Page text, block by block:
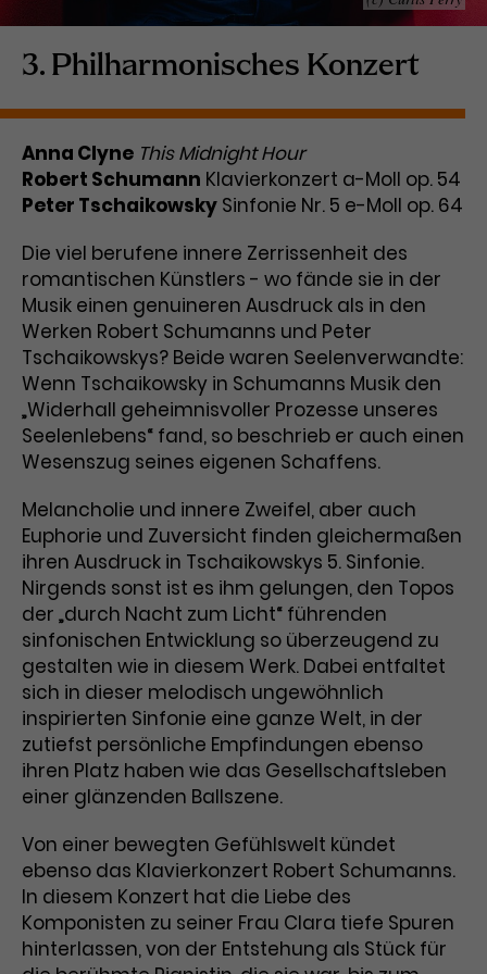
Analytics installiert. Das Cookie
darüber zu speichern, wie
Besucher*innen eine Website
nutzen, und hilft bei der Erstellung
Performance der Website. Die
erhobenen Daten umfassen in
anonymisierter Form die Anzahl
der Besuche, die Quelle, aus der sie
stammen, und die besuchten
Seiten.
Name _gat_UA-63561367-1
Anbieter Google Analytics
Laufzeit 1 Minute
Zweck
Das ist ein von Google Analytics
gesetztes Cookie. Bestimmte
Daten werden nur maximal einmal
pro Minute an Google Analytics
gesendet. Solange es gesetzt ist,
werden bestimmte
Datenübertragungen
unterbunden.
Laufzeit 3 Monate
Zweck
Dieses Cookie speichert
Informationen zu Werbeklicks und
dient der Zuordnung von
Conversions zu Google Ads-
Kampagnen.
Name _gcl_dc
Anbieter Google / DoubleClick
Laufzeit 3 Monate
Zweck
Dieses Cookie wird verwendet, um
Nutzerinteraktionen mit
Werbeanzeigen zu messen und
Remarketing-Funktionen
bereitzustellen.
Name IDE
Anbieter
Laufzeit 1 Jahr
Zweck
Dieses Cookie dient der Anzeige
personalisierter Werbung und
misst die Wirksamkeit von
3. Philharmonisches Konzert
Anna Clyne This Midnight Hour
Robert Schumann Klavierkonzert a-Moll op. 54
Peter Tschaikowsky Sinfonie Nr. 5 e-Moll op. 64
Die viel berufene innere Zerrissenheit des
romantischen Künstlers - wo fände sie in der
Musik einen genuineren Ausdruck als in den
Werken Robert Schumanns und Peter
Tschaikowskys? Beide waren Seelenverwandte:
Wenn Tschaikowsky in Schumanns Musik den
„Widerhall geheimnisvoller Prozesse unseres
Seelenlebens“ fand, so beschrieb er auch einen
Wesenszug seines eigenen Schaffens.
Melancholie und innere Zweifel, aber auch
Euphorie und Zuversicht finden gleichermaßen
ihren Ausdruck in Tschaikowskys 5. Sinfonie.
Nirgends sonst ist es ihm gelungen, den Topos
der „durch Nacht zum Licht“ führenden
sinfonischen Entwicklung so überzeugend zu
gestalten wie in diesem Werk. Dabei entfaltet
sich in dieser melodisch ungewöhnlich
inspirierten Sinfonie eine ganze Welt, in der
zutiefst persönliche Empfindungen ebenso
ihren Platz haben wie das Gesellschaftsleben
einer glänzenden Ballszene.
Von einer bewegten Gefühlswelt kündet
ebenso das Klavierkonzert Robert Schumanns.
In diesem Konzert hat die Liebe des
Komponisten zu seiner Frau Clara tiefe Spuren
hinterlassen, von der Entstehung als Stück für